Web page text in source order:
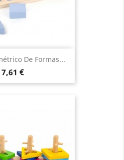
De Formas...
Precio
7,61 €